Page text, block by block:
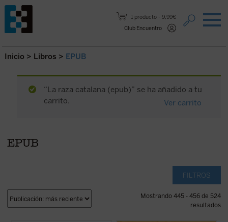
1 producto
9,99€
Club Encuentro
Saltar al contenido.
Inicio > Libros > EPUB
“La raza catalana (epub)” se ha añadido a tu
carrito.
Ver carrito
EPUB
FILTROS
Mostrando 445 - 456 de 524
resultados